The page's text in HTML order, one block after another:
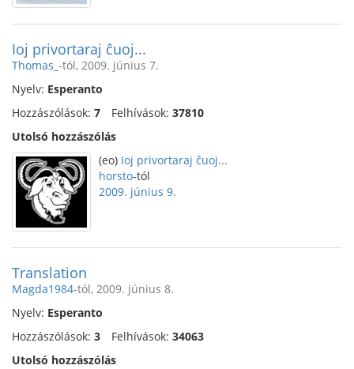
Ioj privortaraj ĉuoj...
Thomas_ -tól, 2009. június 7.
Nyelv: Esperanto
Hozzászólások: 7 Felhívások: 37810
Utolsó hozzászólás
(eo) Ioj privortaraj ĉuoj...
horsto-tól
2009. június 9.
Translation
Magda1984-tól, 2009. június 8.
Nyelv: Esperanto
Hozzászólások: 3 Felhívások: 34063
Utolsó hozzászólás